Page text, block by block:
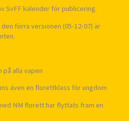
SvFF kalender för publicering.
förra versionen (05-12-07) är
på alla vapen
även en florettklass för ungdom
NM florett har flyttats fram en